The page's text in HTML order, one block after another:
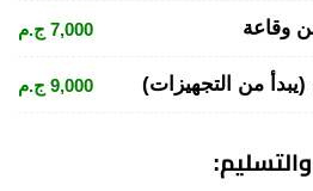
وقاعة 7,000 ج.م
من التجهيزات) 9,000 ج.م